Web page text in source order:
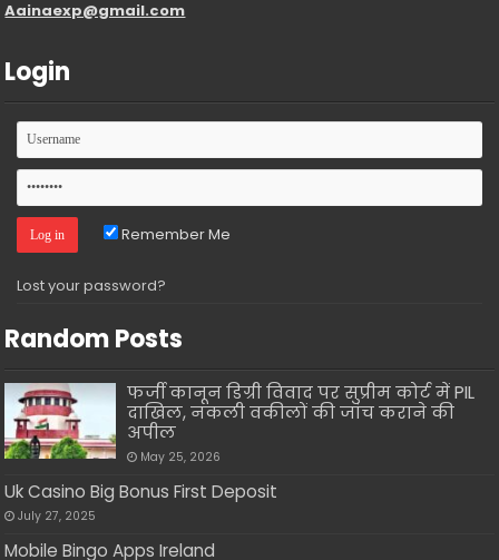
Aainaexp@gmail.com
Login
Remember Me
Lost your password?
Random Posts
फर्जी कानून डिग्री विवाद पर सुप्रीम कोर्ट में PIL
दाखिल, नकली वकीलों की जांच कराने की
अपील
May 25, 2026
Uk Casino Big Bonus First Deposit
July 27, 2025
Mobile Bingo Apps Ireland